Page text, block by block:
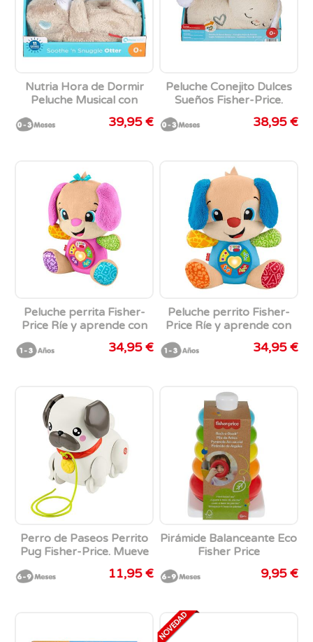
Nutria Hora de Dormir
Peluche Musical con
Fisher-Price39,95 €
Peluche Conejito Dulces
Sueños Fisher-Price.
al bebé con luces y
38,95 €
Peluche perrita Fisher-
Price Ríe y aprende con
luces y sonidos.
30,48x25,40x13,34 cm
34,95 €
Peluche perrito Fisher-
Price Ríe y aprende con
luces y sonidos.
30,48x25,40x13,34 cm
34,95 €
Perro de Paseos Perrito
Pug Fisher-Price. Mueve
emite sonidos de ladridos.
11,95 €
Pirámide Balanceante Eco
Fisher Price
9,95 €